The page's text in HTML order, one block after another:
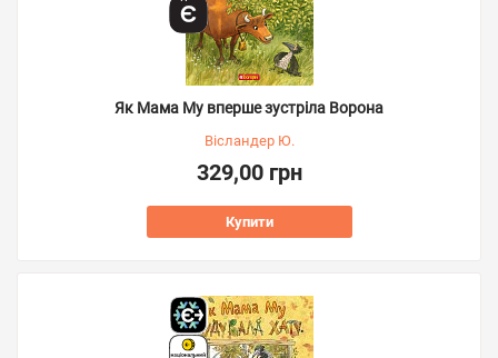
Як Мама Му вперше зустріла Ворона
Вісландер Ю.
329,00 грн
Купити